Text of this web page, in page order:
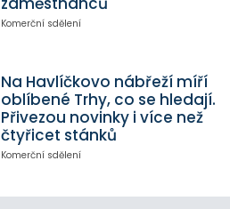
Komerční sdělení
Na Havlíčkovo nábřeží míří
oblíbené Trhy, co se hledají.
Přivezou novinky i více než
čtyřicet stánků
Komerční sdělení